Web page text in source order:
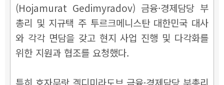
(Hojamurat Gedimyradov) 금융·경제담당 부
총리 및 지규택 주 투르크메니스탄 대한민국 대사
와 각각 면담을 갖고 현지 사업 진행 및 다각화를
위한 지원과 협조를 요청했다.
특히 호자무랏 겔디미라도브 금융·경제담당 부총리